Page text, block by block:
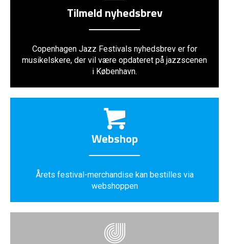
Tilmeld nyhedsbrev
Copenhagen Jazz Festivals nyhedsbrev er for
musikelskere, der vil være opdateret på jazzscenen
i København.
Webshop
Årets festival-merchandise kan bestilles via
webshoppen